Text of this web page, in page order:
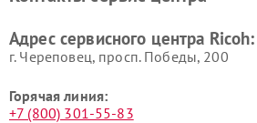
Адрес сервисного центра Ricoh:
г. Череповец, просп. Победы, 200
Горячая линия:
+7 (800) 301-55-83